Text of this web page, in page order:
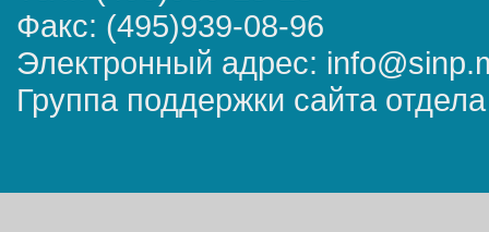
Факс: (495)939-08-96
Электронный адрес:
Группа поддержки сайта